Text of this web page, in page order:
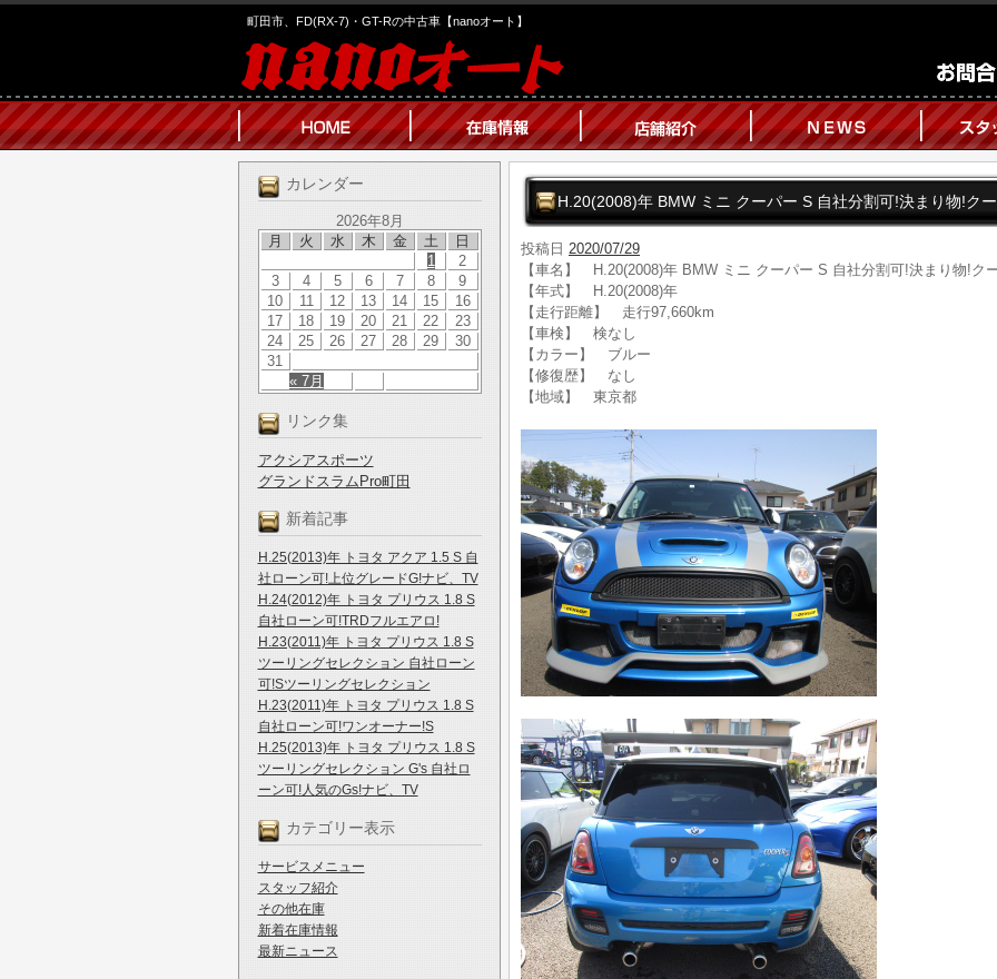
町田市、FD(RX-7)・GT-Rの中古車【nanoオート】
カレンダー
2026年8月
月
火 水 木 金 土 日
« 7月
1
2
3
4 5 6 7 8
9
10
11 12 13 14 15
16
17
18 19 20 21 22
23
24
25 26 27 28 29
30
31
リンク集
アクシアスポーツ
グランドスラムPro町田
新着記事
H.25(2013)年 トヨタ アクア 1.5 S 自
社ローン可!上位グレードG!ナビ、TV
H.24(2012)年 トヨタ プリウス 1.8 S
自社ローン可!TRDフルエアロ!
H.23(2011)年 トヨタ プリウス 1.8 S
ツーリングセレクション 自社ローン
可!Sツーリングセレクション
H.23(2011)年 トヨタ プリウス 1.8 S
自社ローン可!ワンオーナー!S
H.25(2013)年 トヨタ プリウス 1.8 S
ツーリングセレクション G's 自社ロ
ーン可!人気のGs!ナビ、TV
カテゴリー表示
サービスメニュー
スタッフ紹介
その他在庫
新着在庫情報
最新ニュース
H.20(2008)年 BMW ミニ クーパー S 自社分割可!決まり物!ク
投稿日 2020/07/29
【車名】 H.20(2008)年 BMW ミニ クーパー S 自社分割可!決まり物!ク
【年式】 H.20(2008)年
【走行距離】 走行97,660km
【車検】 検なし
【カラー】 ブルー
【修復歴】 なし
【地域】 東京都